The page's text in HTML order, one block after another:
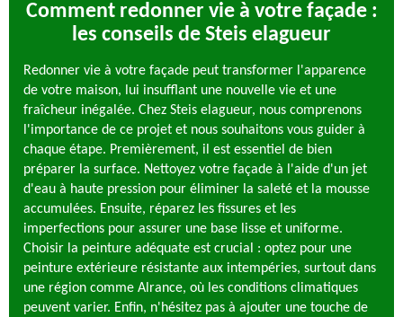
Comment redonner vie à votre façade :
les conseils de Steis elagueur
Redonner vie à votre façade peut transformer l'apparence
de votre maison, lui insufflant une nouvelle vie et une
fraîcheur inégalée. Chez Steis elagueur, nous comprenons
l'importance de ce projet et nous souhaitons vous guider à
chaque étape. Premièrement, il est essentiel de bien
préparer la surface. Nettoyez votre façade à l'aide d'un jet
d'eau à haute pression pour éliminer la saleté et la mousse
accumulées. Ensuite, réparez les fissures et les
imperfections pour assurer une base lisse et uniforme.
Choisir la peinture adéquate est crucial : optez pour une
peinture extérieure résistante aux intempéries, surtout dans
une région comme Alrance, où les conditions climatiques
peuvent varier. Enfin, n'hésitez pas à ajouter une touche de